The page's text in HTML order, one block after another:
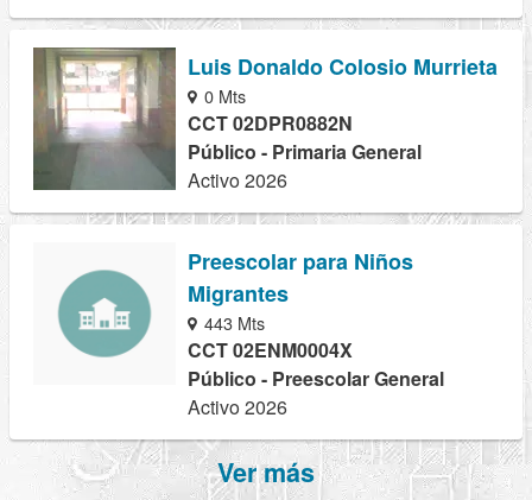
Luis Donaldo Colosio Murrieta
0 Mts
CCT 02DPR0882N
Público - Primaria General
Activo 2026
Preescolar para Niños
Migrantes
443 Mts
CCT 02ENM0004X
Público - Preescolar General
Activo 2026
Ver más